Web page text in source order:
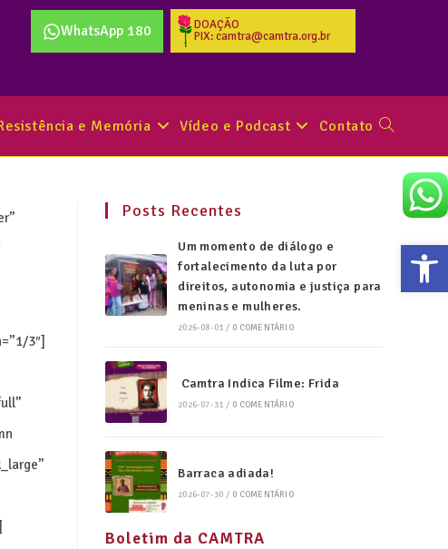
WhatsApp 180
DOAÇÃO
PIX: camtra@camtra.org.br
e Memória Vídeo e Podcast Contato
3″]
Posts Recentes
Um momento de diálogo e
fortalecimento da luta por
direitos, autonomia e justiça para
meninas e mulheres.
2026-08-01 / 0 COMENTÁRIO
Camtra Indica Filme: Frida
2026-07-31 / 0 COMENTÁRIO
Barraca adiada!
2026-07-30 / 0 COMENTÁRIO
Boletim da CAMTRA